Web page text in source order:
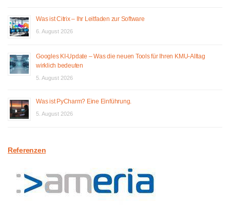
Was ist Citrix – Ihr Leitfaden zur Software
6. August 2026
Googles KI-Update – Was die neuen Tools für Ihren KMU-Alltag
wirklich bedeuten
5. August 2026
Was ist PyCharm? Eine Einführung.
5. August 2026
Referenzen